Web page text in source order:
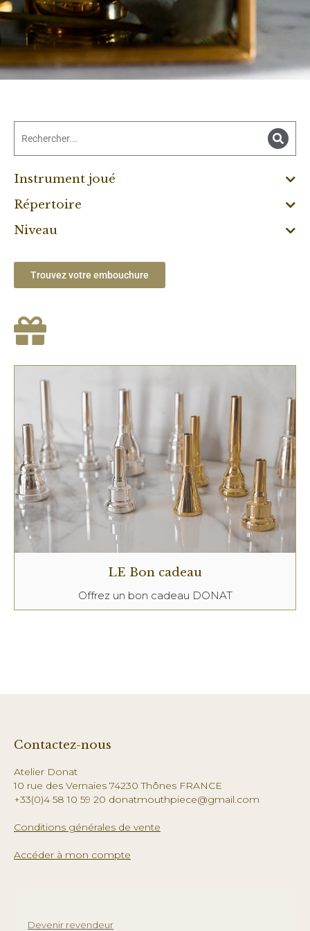
Instrument joué
Répertoire
Niveau
Trouvez votre embouchure
LE Bon cadeau
Offrez un bon cadeau DONAT
Contactez-nous
Atelier Donat
10 rue des Vernaies 74230 Thônes FRANCE
+33(0)4 58 10 59 20 donatmouthpiece@gmail.com
Conditions générales de vente
Accéder à mon compte
Devenir revendeur